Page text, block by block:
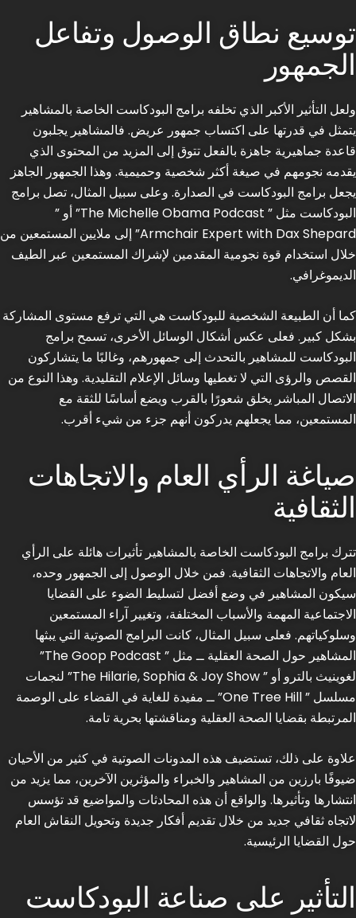
توسيع نطاق الوصول وتفاعل
الجمهور
ولعل التأثير الأكبر الذي تخلفه برامج البودكاست الخاصة بالمشاهير
يتمثل في قدرتها على اكتساب جمهور عريض. فالمشاهير يجلبون
قاعدة جماهيرية جاهزة بالفعل تتوق إلى المزيد من المحتوى الذي
يقدمه نجومهم في صيغة أكثر شخصية وحميمية. وهذا الجمهور الجاهز
يجعل برامج البودكاست في الصدارة. وعلى سبيل المثال، تصل برامج
البودكاست مثل ” The Michelle Obama Podcast” أو ”
Armchair Expert with Dax Shepard” إلى ملايين المستمعين من
خلال استخدام قوة نجومية المقدمين لإشراك المستمعين عبر الطيف
الديموغرافي.
كما أن الطبيعة الشخصية للبودكاست هي التي ترفع مستوى المشاركة
بشكل كبير. فعلى عكس أشكال الوسائل الأخرى، تسمح برامج
البودكاست للمشاهير بالتحدث إلى جمهورهم، وغالبًا ما يتشاركون
القصص والرؤى التي لا تغطيها وسائل الإعلام التقليدية. وهذا النوع من
الاتصال المباشر يخلق شعورًا بالقرب ويضع أساسًا للثقة مع
المستمعين، مما يجعلهم يدركون أنهم جزء من شيء أقرب.
صياغة الرأي العام والاتجاهات
الثقافية
تترك برامج البودكاست الخاصة بالمشاهير تأثيرات هائلة على الرأي
العام والاتجاهات الثقافية. فمن خلال الوصول إلى الجمهور وحده،
سيكون المشاهير في وضع أفضل لتسليط الضوء على القضايا
الاجتماعية المهمة والأسباب المختلفة، وتغيير آراء المستمعين
وسلوكياتهم. فعلى سبيل المثال، كانت البرامج الصوتية التي يبثها
المشاهير حول الصحة العقلية ــ مثل ” The Goop Podcast”
لغوينيث بالترو أو ” The Hilarie, Sophia & Joy Show” لنجمات
مسلسل ” One Tree Hill” ــ مفيدة للغاية في القضاء على الوصمة
المرتبطة بقضايا الصحة العقلية ومناقشتها بحرية تامة.
علاوة على ذلك، تستضيف هذه المدونات الصوتية في كثير من الأحيان
ضيوفًا بارزين من المشاهير والخبراء والمؤثرين الآخرين، مما يزيد من
انتشارها وتأثيرها. والواقع أن هذه المحادثات والمواضيع قد تؤسس
لاتجاه ثقافي جديد من خلال تقديم أفكار جديدة وتحويل النقاش العام
حول القضايا الرئيسية.
التأثير على صناعة البودكاست